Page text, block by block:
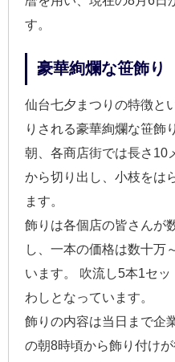
す。
豪華絢爛な笹飾り
仙台七夕まつりの特徴と
りされる豪華絢爛な笹飾
朝、各商店街では長さ10
から切り出し、小枝をは
ます。
飾りは各個店の皆さんが
し、一本の価格は数十万
います。 吹流し5本1セ
わしとなっています。
飾りの内容は当日まで企
の朝8時頃から飾り付け